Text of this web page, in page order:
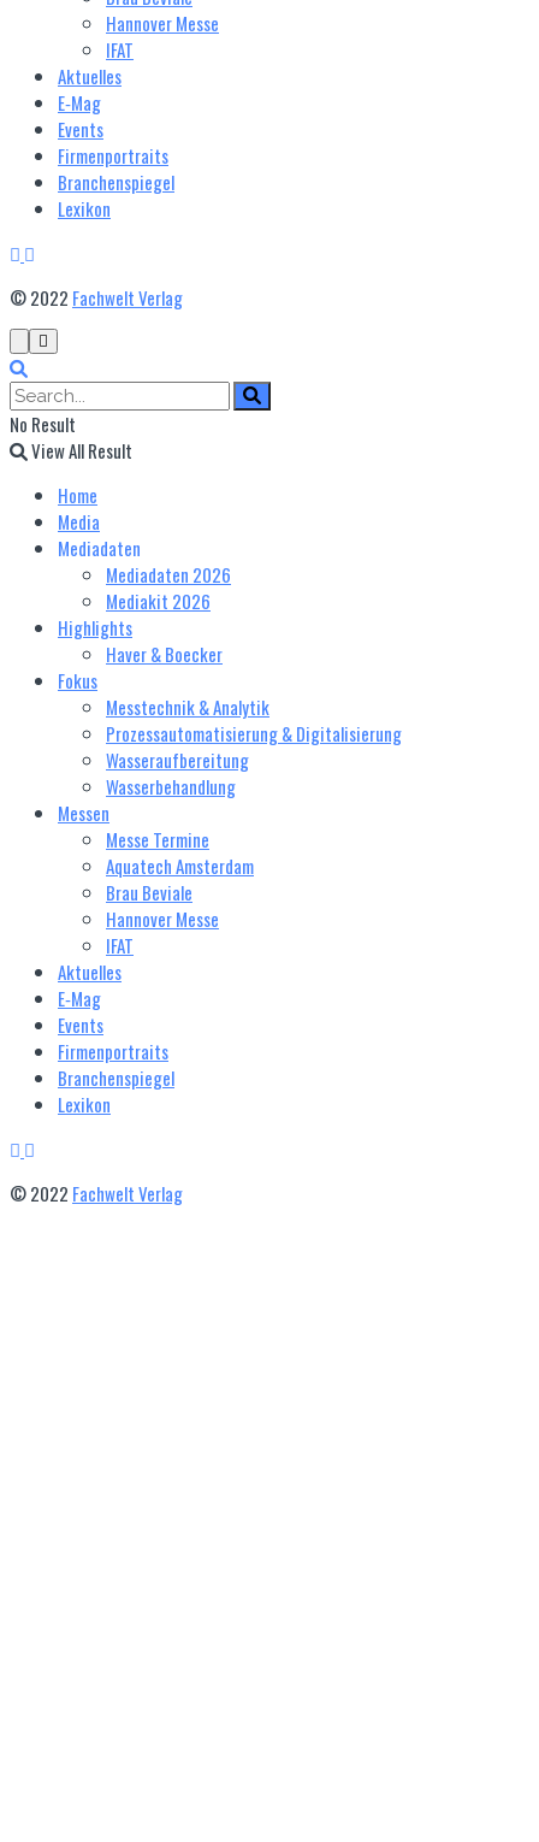
Hannover Messe
IFAT
Aktuelles
E‑Mag
Events
Firmenportraits
Branchenspiegel
Lexikon
© 2022 Fachwelt Verlag
No Result
View All Result
Home
Media
Mediadaten
Mediadaten 2026
Mediakit 2026
Highlights
Haver & Boecker
Fokus
Messtechnik & Analytik
Prozessautomatisierung & Digitalisierung
Wasseraufbereitung
Wasserbehandlung
Messen
Messe Termine
Aquatech Amsterdam
Brau Beviale
Hannover Messe
IFAT
Aktuelles
E‑Mag
Events
Firmenportraits
Branchenspiegel
Lexikon
© 2022 Fachwelt Verlag